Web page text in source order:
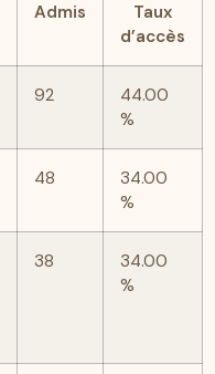
Admis
Taux
d’accès
92
44.00
%
48
34.00
%
38
34.00
%